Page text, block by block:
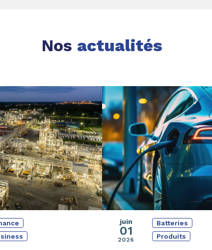
Nos actualités
juin
01
2026
Batteries
Produits